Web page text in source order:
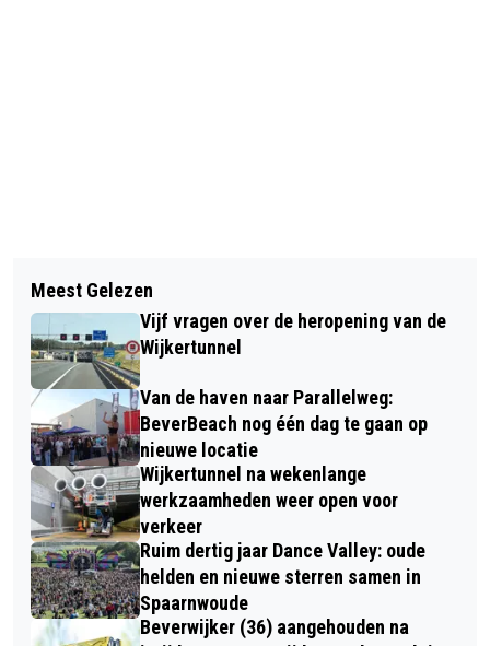
AUTOMOBILIST RAAKT GEWOND BIJ
EENZIJDIG ONGELUK OP A9
ALGEHEEL VUURWERKVERBOD
DICHTBIJ: VVD OVERSTAG
Meest Gelezen
Vijf vragen over de heropening van de
Wijkertunnel
Van de haven naar Parallelweg:
BeverBeach nog één dag te gaan op
nieuwe locatie
Wijkertunnel na wekenlange
werkzaamheden weer open voor
verkeer
Ruim dertig jaar Dance Valley: oude
helden en nieuwe sterren samen in
Spaarnwoude
Beverwijker (36) aangehouden na